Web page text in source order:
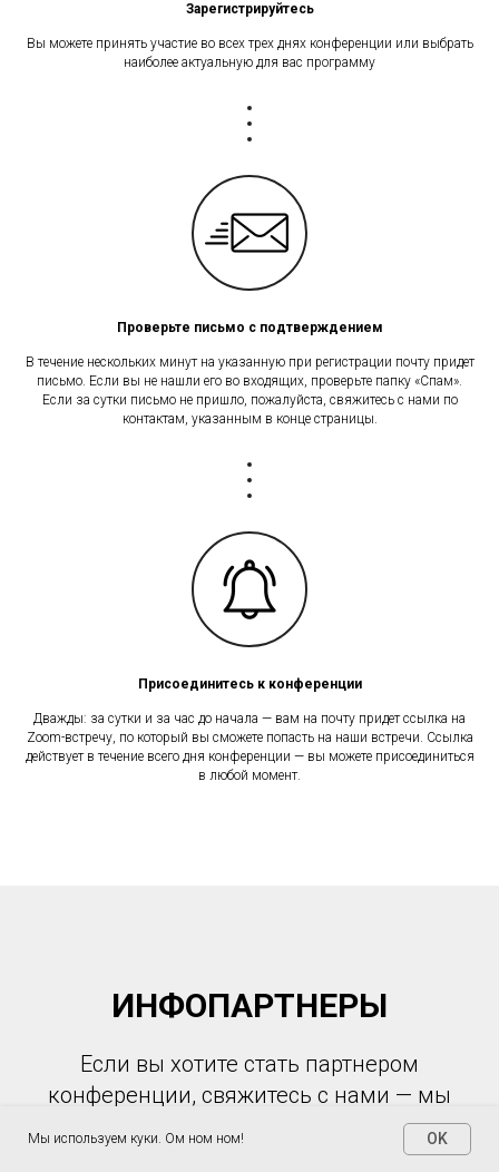
Зарегистрируйтесь
Вы можете принять участие во всех трех днях конференции или выбрать
наиболее актуальную для вас программу
Проверьте письмо с подтверждением
В течение нескольких минут на указанную при регистрации почту придет
письмо. Если вы не нашли его во входящих, проверьте папку «Спам».
Если за сутки письмо не пришло, пожалуйста, свяжитесь с нами по
контактам, указанным в конце страницы.
Присоединитесь к конференции
Дважды: за сутки и за час до начала — вам на почту придет ссылка на
Zoom-встречу, по который вы сможете попасть на наши встречи. Ссылка
действует в течение всего дня конференции — вы можете присоединиться
в любой момент.
ИНФОПАРТНЕРЫ
Если вы хотите стать партнером
конференции, свяжитесь с нами — мы
обсудим детали
@artbajenova
Мы используем куки. Ом ном ном! OK